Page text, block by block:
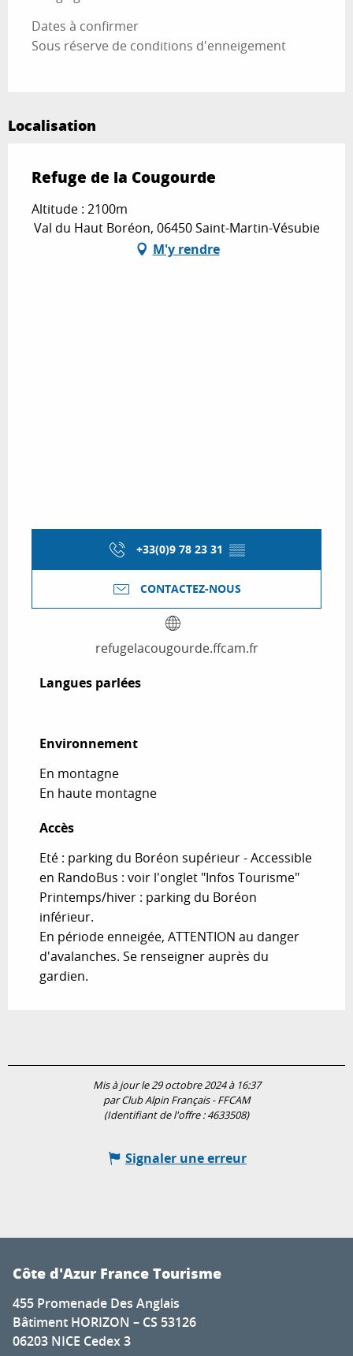
Dates à confirmer
Sous réserve de conditions d'enneigement
Localisation
Refuge de la Cougourde
Altitude : 2100m
Val du Haut Boréon, 06450 Saint-Martin-Vésubie
M'y rendre
+33(0)9 78 23 31 ▒▒
CONTACTEZ-NOUS
refugelacougourde.ffcam.fr
Langues parlées
Langues parlées
Environnement
Environnement
En montagne
En haute montagne
Accès
Accès
Eté : parking du Boréon supérieur - Accessible
en RandoBus : voir l'onglet "Infos Tourisme"
Printemps/hiver : parking du Boréon
inférieur.
En période enneigée, ATTENTION au danger
d'avalanches. Se renseigner auprès du
gardien.
Mis à jour le 29 octobre 2024 à 16:37
par Club Alpin Français - FFCAM
(Identifiant de l'offre :4633508)
Signaler une erreur
Côte d'Azur France Tourisme
455 Promenade Des Anglais
Bâtiment HORIZON – CS 53126
06203 NICE Cedex 3